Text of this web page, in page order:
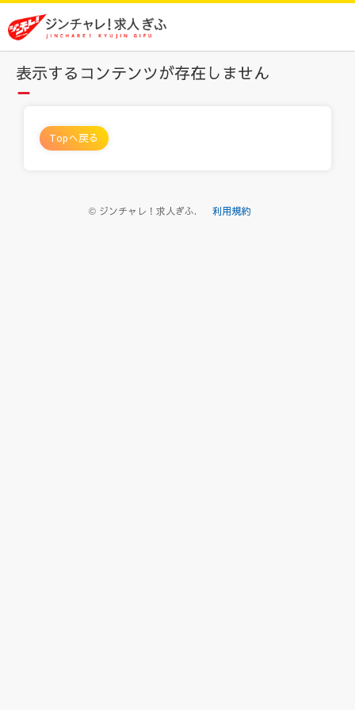
表示するコンテンツが存在しません
Topへ戻る
© ジンチャレ！求人ぎふ. 利用規約